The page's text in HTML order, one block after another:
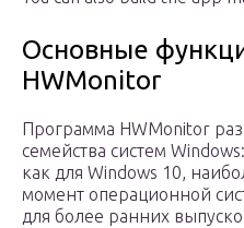
Основные
HWMonitor
Программа HWMonitor
семейства систем
как для Windows 10,
момент операционной
для более ранних